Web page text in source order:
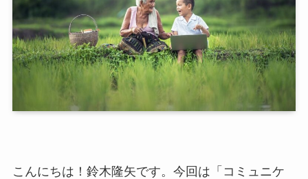
こんにちは！鈴木隆矢です。今回は「コミュニケ